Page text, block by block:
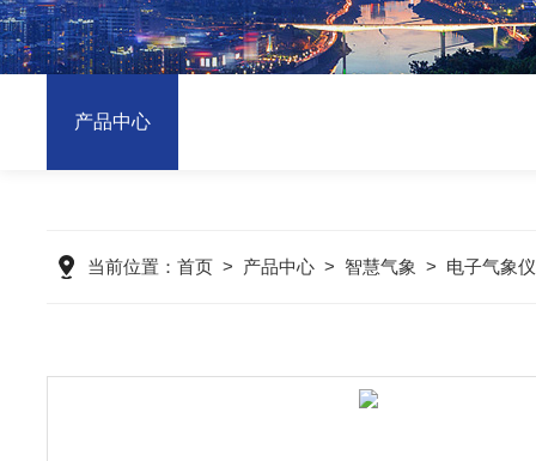
产品中心
当前位置： 首页 > 产品中心 > 智慧气象 > 电子气象仪